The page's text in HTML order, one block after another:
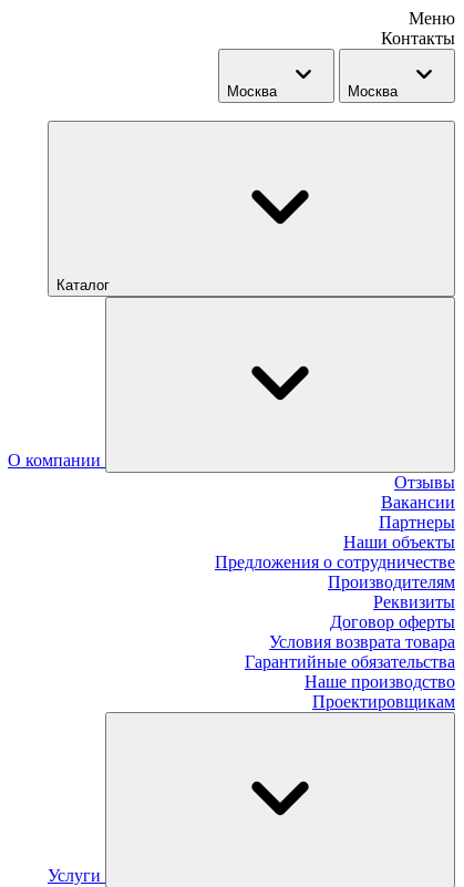
Меню
Контакты
Москва Москва
Каталог
О компании
Отзывы
Вакансии
Партнеры
Наши объекты
Предложения о сотрудничестве
Производителям
Реквизиты
Договор оферты
Условия возврата товара
Гарантийные обязательства
Наше производство
Проектировщикам
Услуги